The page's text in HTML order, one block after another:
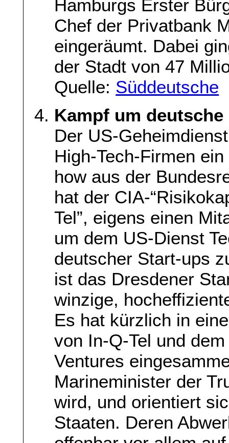
Hamburgs Erster
Chef der Privatbank
eingeräumt. Dabei
der Stadt von 47
Quelle: Süddeutsche
Kampf um
Der US-
High-Tech-Firmen
how aus der
hat der CIA-
Tel”, eigens einen
um dem US-Dienst
deutscher Start-ups
ist das Dresdener
winzige,
Es hat kürzlich in
von In-Q-Tel und
Ventures
Marineminister der
wird, und orientiert
Staaten. Deren